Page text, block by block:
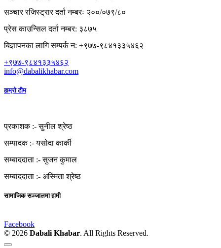
सञ्चार रजिस्ट्रार दर्ता नम्बरः २००/०७९/८०
प्रेस काउन्सिल दर्ता नम्बर: ३८७५
बिज्ञापनका लागि सम्पर्क न: +९७७-९८४१३३५४६२
+९७७-९८४१३३५४६२
info@dabalikhabar.com
हाम्रो टीम
प्रकाशक :-सुनील श्रेष्ठ
सम्पादक :-यसोदा कार्की
सम्बाददाता :-सुजन कुमाल
सम्बाददाता :- अस्मिता श्रेष्ठ
सामाजिक सञ्जालमा हामी
Facebook
© 2026 Dabali Khabar. All Rights Reserved.